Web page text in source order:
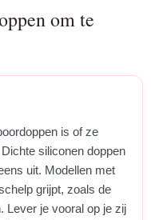
om te
is of ze
siliconen doppen
uit. Modellen met
grijpt, zoals de
Lever je vooral op je zij